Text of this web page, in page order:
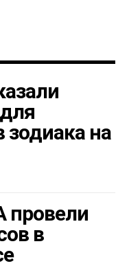
зодиака на
провели
в